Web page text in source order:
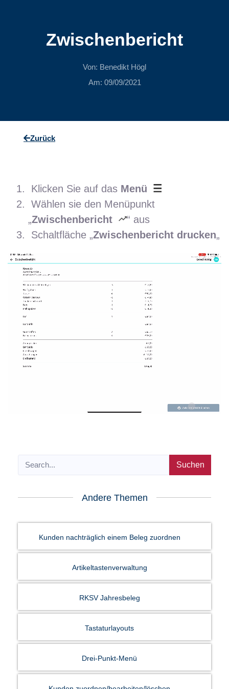
Zwischenbericht
Von: Benedikt Högl
Am: 09/09/2021
Zurück
Klicken Sie auf das Menü
Wählen sie den Menüpunkt
„Zwischenbericht
“ aus
Schaltfläche „Zwischenbericht drucken„
Suchen
Andere Themen
Kunden nachträglich einem Beleg zuordnen
Artikeltastenverwaltung
RKSV Jahresbeleg
Tastaturlayouts
Drei-Punkt-Menü